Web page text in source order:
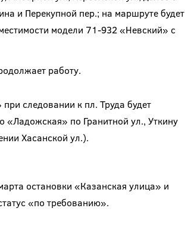
и Перекупной пер.; на маршруте будет
модели 71-932 «Невский» с
работу.
следовании к пл. Труда будет
«Ладожская» по Гранитной ул., Уткину
Хасанской ул.).
остановки «Казанская улица» и
«по требованию».